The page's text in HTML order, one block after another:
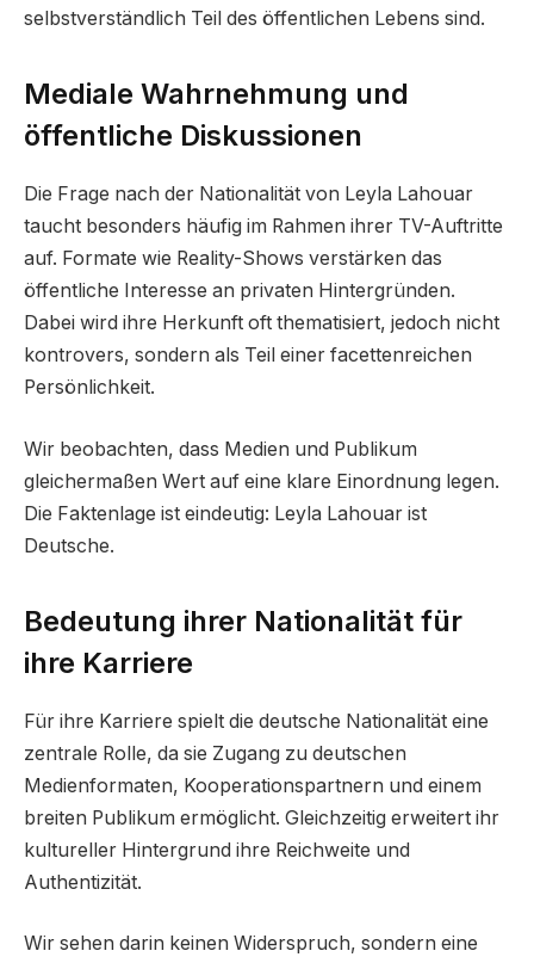
selbstverständlich Teil des öffentlichen Lebens sind.
Mediale Wahrnehmung und
öffentliche Diskussionen
Die Frage nach der Nationalität von Leyla Lahouar
taucht besonders häufig im Rahmen ihrer TV-Auftritte
auf. Formate wie Reality-Shows verstärken das
öffentliche Interesse an privaten Hintergründen.
Dabei wird ihre Herkunft oft thematisiert, jedoch nicht
kontrovers, sondern als Teil einer facettenreichen
Persönlichkeit.
Wir beobachten, dass Medien und Publikum
gleichermaßen Wert auf eine klare Einordnung legen.
Die Faktenlage ist eindeutig: Leyla Lahouar ist
Deutsche.
Bedeutung ihrer Nationalität für
ihre Karriere
Für ihre Karriere spielt die deutsche Nationalität eine
zentrale Rolle, da sie Zugang zu deutschen
Medienformaten, Kooperationspartnern und einem
breiten Publikum ermöglicht. Gleichzeitig erweitert ihr
kultureller Hintergrund ihre Reichweite und
Authentizität.
Wir sehen darin keinen Widerspruch, sondern eine